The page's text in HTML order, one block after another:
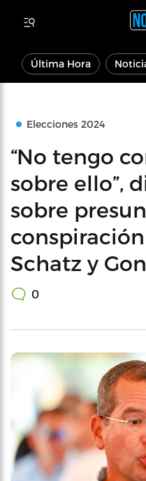
Última Hora
Elecciones 2024
“No tengo
sobre ello”,
sobre
Schatz y
0